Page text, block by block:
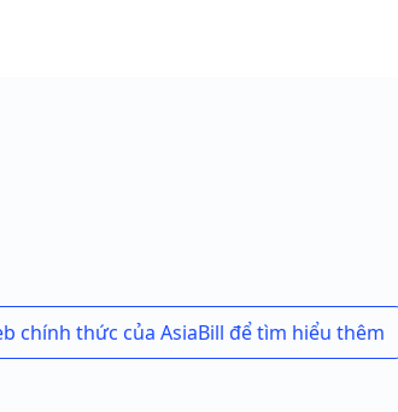
chính thức của AsiaBill để tìm hiểu thêm